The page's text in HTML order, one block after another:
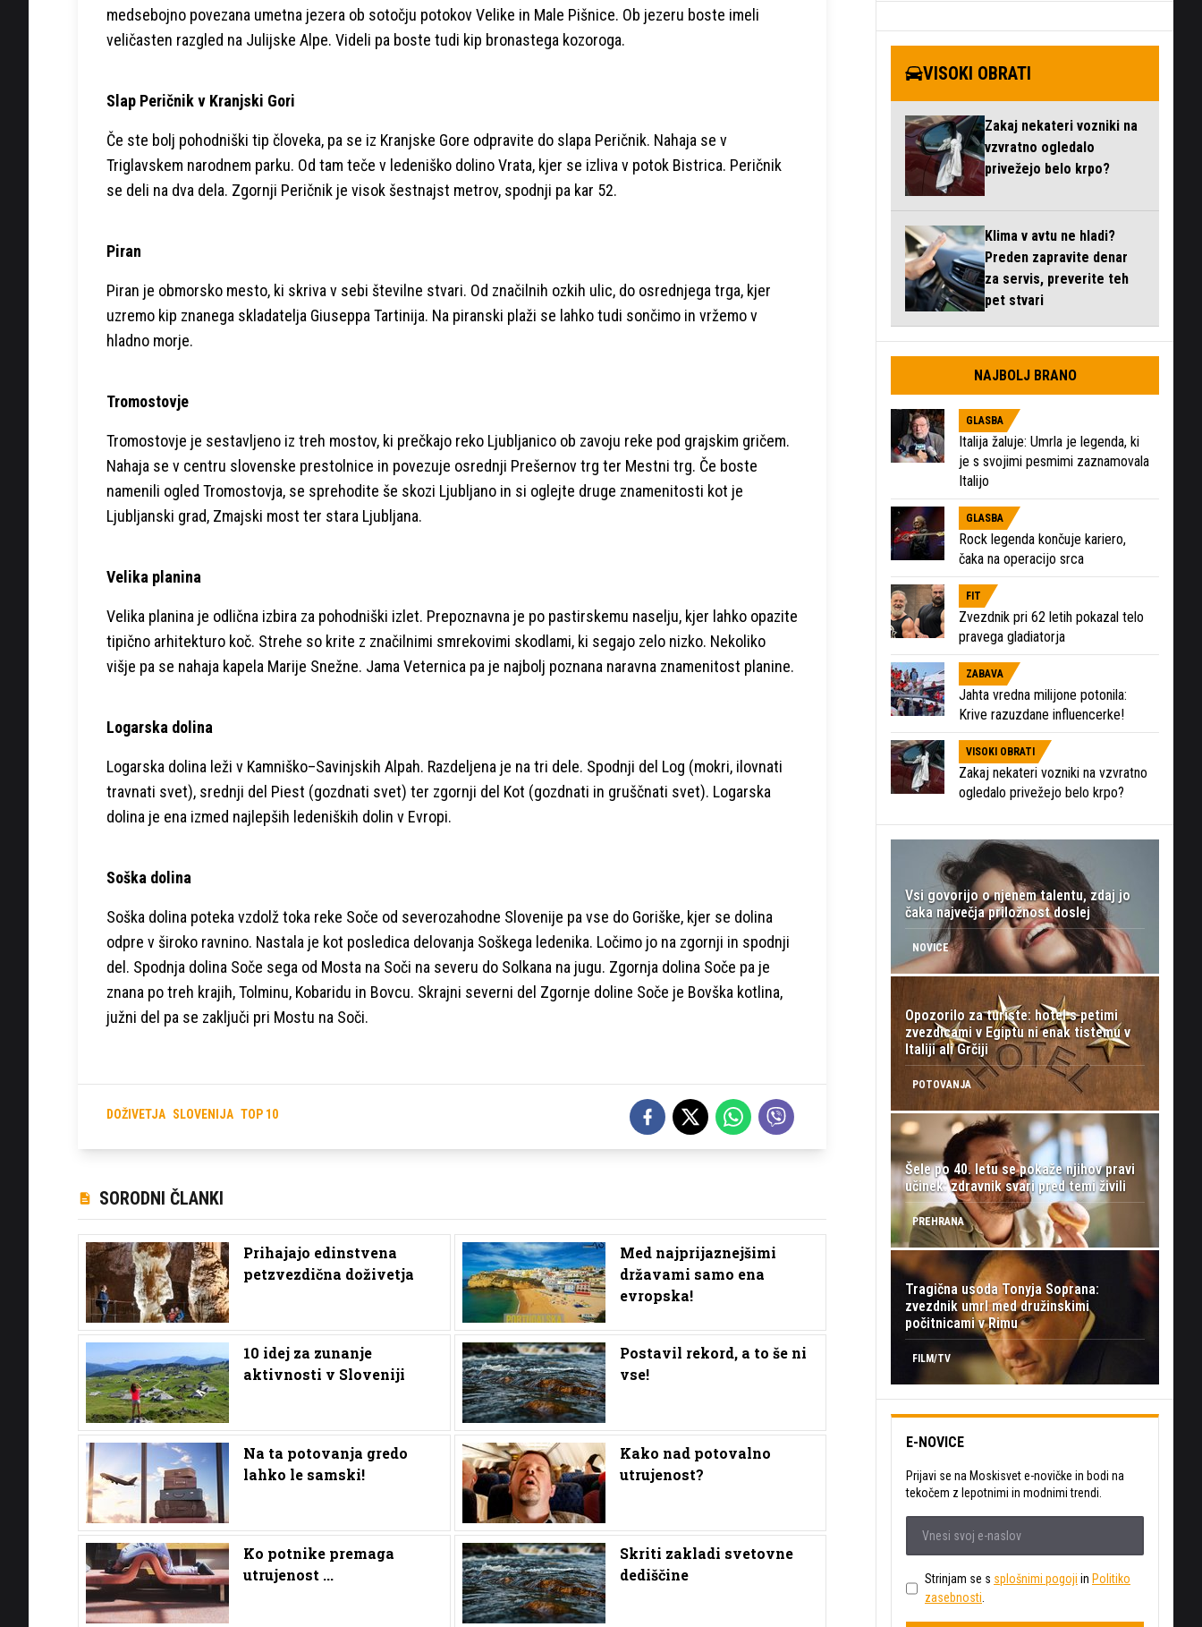
medsebojno povezana umetna jezera ob sotočju potokov Velike in Male Pišnice. Ob jezeru boste imeli
veličasten razgled na Julijske Alpe. Videli pa boste tudi kip bronastega kozoroga.
Slap Peričnik v Kranjski Gori
Če ste bolj pohodniški tip človeka, pa se iz Kranjske Gore odpravite do slapa Peričnik. Nahaja se v
Triglavskem narodnem parku. Od tam teče v ledeniško dolino Vrata, kjer se izliva v potok Bistrica. Peričnik
se deli na dva dela. Zgornji Peričnik je visok šestnajst metrov, spodnji pa kar 52.
Piran
Piran je obmorsko mesto, ki skriva v sebi številne stvari. Od značilnih ozkih ulic, do osrednjega trga, kjer
uzremo kip znanega skladatelja Giuseppa Tartinija. Na piranski plaži se lahko tudi sončimo in vržemo v
hladno morje.
Tromostovje
Tromostovje je sestavljeno iz treh mostov, ki prečkajo reko Ljubljanico ob zavoju reke pod grajskim gričem.
Nahaja se v centru slovenske prestolnice in povezuje osrednji Prešernov trg ter Mestni trg. Če boste
namenili ogled Tromostovja, se sprehodite še skozi Ljubljano in si oglejte druge znamenitosti kot je
Ljubljanski grad, Zmajski most ter stara Ljubljana.
Velika planina
Velika planina je odlična izbira za pohodniški izlet. Prepoznavna je po pastirskemu naselju, kjer lahko opazite
tipično arhitekturo koč. Strehe so krite z značilnimi smrekovimi skodlami, ki segajo zelo nizko. Nekoliko
višje pa se nahaja kapela Marije Snežne. Jama Veternica pa je najbolj poznana naravna znamenitost planine.
Logarska dolina
Logarska dolina leži v Kamniško–Savinjskih Alpah. Razdeljena je na tri dele. Spodnji del Log (mokri, ilovnati
travnati svet), srednji del Piest (gozdnati svet) ter zgornji del Kot (gozdnati in gruščnati svet). Logarska
dolina je ena izmed najlepših ledeniških dolin v Evropi.
Soška dolina
Soška dolina poteka vzdolž toka reke Soče od severozahodne Slovenije pa vse do Goriške, kjer se dolina
odpre v široko ravnino. Nastala je kot posledica delovanja Soškega ledenika. Ločimo jo na zgornji in spodnji
del. Spodnja dolina Soče sega od Mosta na Soči na severu do Solkana na jugu. Zgornja dolina Soče pa je
znana po treh krajih, Tolminu, Kobaridu in Bovcu. Skrajni severni del Zgornje doline Soče je Bovška kotlina,
južni del pa se zaključi pri Mostu na Soči.
DOŽIVETJA SLOVENIJA TOP 10
SORODNI ČLANKI
Prihajajo edinstvena
petzvezdična doživetja
Med najprijaznejšimi
državami samo ena
evropska!
10 idej za zunanje
aktivnosti v Sloveniji
Postavil rekord, a to še ni
vse!
Na ta potovanja gredo
lahko le samski!
Kako nad potovalno
utrujenost?
Ko potnike premaga
utrujenost ...
Skriti zakladi svetovne
dediščine
VISOKI OBRATI
Zakaj nekateri vozniki na
vzvratno ogledalo
privežejo belo krpo?
Klima v avtu ne hladi?
Preden zapravite denar
za servis, preverite teh
pet stvari
NAJBOLJ BRANO
GLASBA
Italija žaluje: Umrla je legenda, ki
je s svojimi pesmimi zaznamovala
Italijo
GLASBA
Rock legenda končuje kariero,
čaka na operacijo srca
FIT
Zvezdnik pri 62 letih pokazal telo
pravega gladiatorja
ZABAVA
Jahta vredna milijone potonila:
Krive razuzdane influencerke!
VISOKI OBRATI
Zakaj nekateri vozniki na vzvratno
ogledalo privežejo belo krpo?
Vsi govorijo o njenem talentu, zdaj jo
čaka največja priložnost doslej
NOVICE
Opozorilo za turiste: hotel s petimi
zvezdicami v Egiptu ni enak tistemu v
Italiji ali Grčiji
POTOVANJA
Šele po 40. letu se pokaže njihov pravi
učinek: zdravnik svari pred temi živili
PREHRANA
Tragična usoda Tonyja Soprana:
zvezdnik umrl med družinskimi
počitnicami v Rimu
FILM/TV
E-NOVICE
Prijavi se na Moskisvet e-novičke in bodi na
tekočem z lepotnimi in modnimi trendi.
Strinjam se s splošnimi pogoji in Politiko
zasebnosti